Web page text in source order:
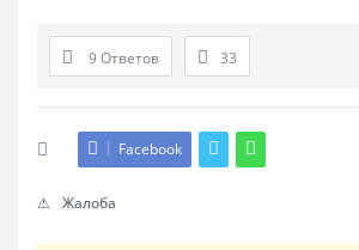
9 Ответов 33
Facebook
Жалоба